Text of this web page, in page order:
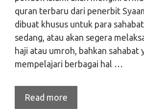
quran terbaru dari penerbit
dibuat khusus untuk para
sedang, atau akan segera
haji atau umroh, bahkan sahabat
mempelajari berbagai hal …
Read more